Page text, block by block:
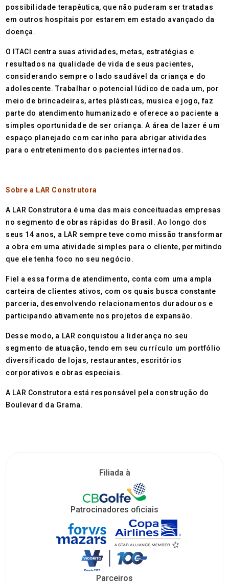
possibilidade terapêutica, que não puderam ser tratadas
em outros hospitais por estarem em estado avançado da
doença.
O ITACI centra suas atividades, metas, estratégias e
resultados na qualidade de vida de seus pacientes,
considerando sempre o lado saudável da criança e do
adolescente. Trabalhar o potencial lúdico de cada um, por
meio de brincadeiras, artes plásticas, musica e jogo, faz
parte do atendimento humanizado e oferece ao paciente a
simples oportunidade de ser criança. A área de lazer é um
espaço planejado com carinho para abrigar atividades
para o entretenimento dos pacientes internados.
Sobre a LAR Construtora
A LAR Construtora é uma das mais conceituadas empresas
no segmento de obras rápidas do Brasil. Ao longo dos
seus 14 anos, a LAR sempre teve como missão transformar
a obra em uma atividade simples para o cliente, permitindo
que ele tenha foco no seu negócio.
Fiel a essa forma de atendimento, conta com uma ampla
carteira de clientes ativos, com os quais busca constante
parceria, desenvolvendo relacionamentos duradouros e
participando ativamente nos projetos de expansão.
Desse modo, a LAR conquistou a liderança no seu
segmento de atuação, tendo em seu currículo um portfólio
diversificado de lojas, restaurantes, escritórios
corporativos e obras especiais.
A LAR Construtora está responsável pela construção do
Boulevard da Grama.
Filiada à
Patrocinadores oficiais
Parceiros